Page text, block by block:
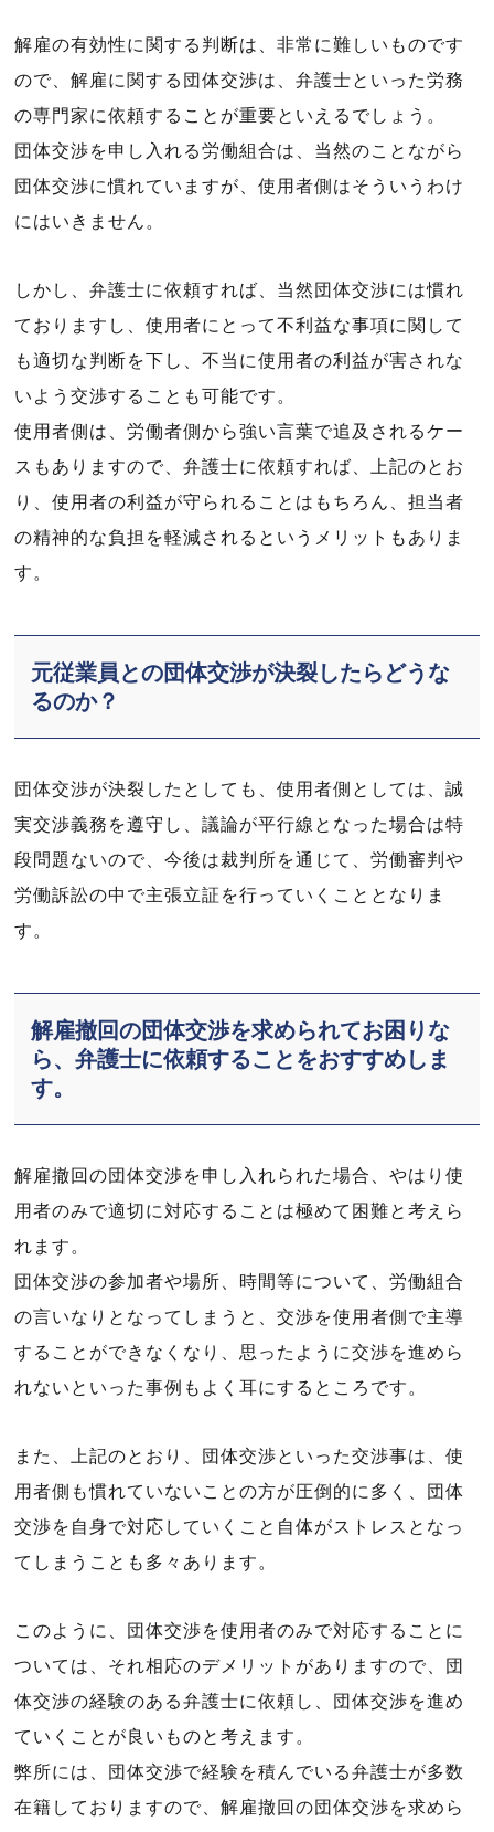
解雇の有効性に関する判断は、非常に難しいものです
ので、解雇に関する団体交渉は、弁護士といった労務
の専門家に依頼することが重要といえるでしょう。
団体交渉を申し入れる労働組合は、当然のことながら
団体交渉に慣れていますが、使用者側はそういうわけ
にはいきません。
しかし、弁護士に依頼すれば、当然団体交渉には慣れ
ておりますし、使用者にとって不利益な事項に関して
も適切な判断を下し、不当に使用者の利益が害されな
いよう交渉することも可能です。
使用者側は、労働者側から強い言葉で追及されるケー
スもありますので、弁護士に依頼すれば、上記のとお
り、使用者の利益が守られることはもちろん、担当者
の精神的な負担を軽減されるというメリットもありま
す。
元従業員との団体交渉が決裂したらどうな
るのか？
団体交渉が決裂したとしても、使用者側としては、誠
実交渉義務を遵守し、議論が平行線となった場合は特
段問題ないので、今後は裁判所を通じて、労働審判や
労働訴訟の中で主張立証を行っていくこととなりま
す。
解雇撤回の団体交渉を求められてお困りな
ら、弁護士に依頼することをおすすめしま
す。
解雇撤回の団体交渉を申し入れられた場合、やはり使
用者のみで適切に対応することは極めて困難と考えら
れます。
団体交渉の参加者や場所、時間等について、労働組合
の言いなりとなってしまうと、交渉を使用者側で主導
することができなくなり、思ったように交渉を進めら
れないといった事例もよく耳にするところです。
また、上記のとおり、団体交渉といった交渉事は、使
用者側も慣れていないことの方が圧倒的に多く、団体
交渉を自身で対応していくこと自体がストレスとなっ
てしまうことも多々あります。
このように、団体交渉を使用者のみで対応することに
ついては、それ相応のデメリットがありますので、団
体交渉の経験のある弁護士に依頼し、団体交渉を進め
ていくことが良いものと考えます。
弊所には、団体交渉で経験を積んでいる弁護士が多数
在籍しておりますので、解雇撤回の団体交渉を求めら